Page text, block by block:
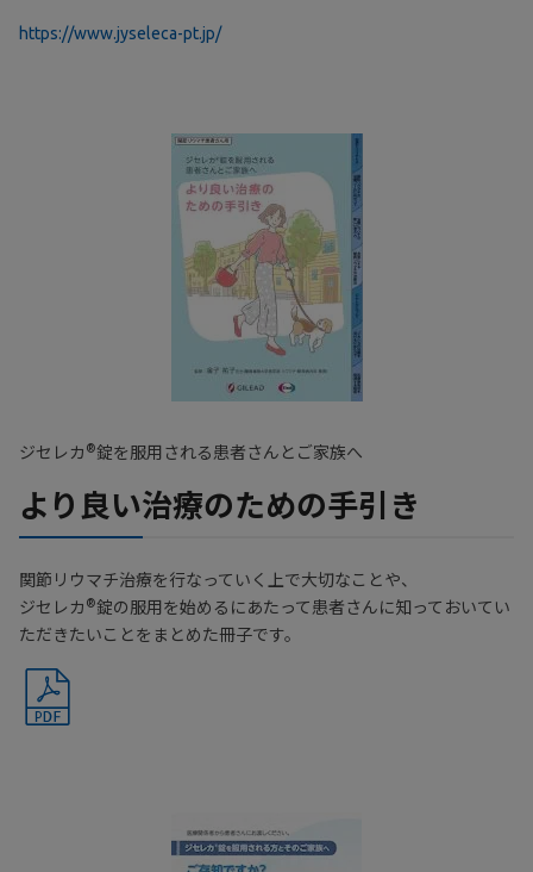
https://www.jyseleca-pt.jp/
ジセレカ ®錠を服用される患者さんとご家族へ
より良い治療のための手引き
関節リウマチ治療を行なっていく上で大切なことや、
ジセレカ ®錠の服用を始めるにあたって患者さんに知っておいてい
ただきたいことをまとめた冊子です。